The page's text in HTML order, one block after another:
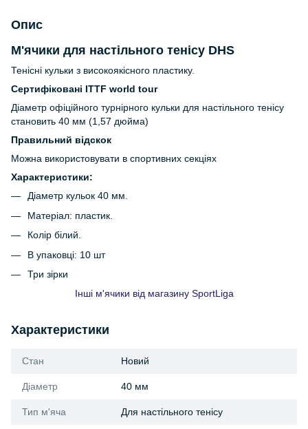
Опис
М'ячики для настільного тенісу DHS
Тенісні кульки з високоякісного пластику.
Сертифіковані ITTF world tour
Діаметр офіційного турнірного кульки для настільного тенісу
становить 40 мм (1,57 дюйма)
Правильний відскок
Можна використовувати в спортивних секціях
Характеристики:
Діаметр кульок 40 мм.
Матеріал: пластик.
Колір білий.
В упаковці: 10 шт
Три зірки
Інші м'ячики від магазину SportLiga
Характеристики
Стан Новий
Діаметр 40 мм
Тип м'яча Для настільного тенісу